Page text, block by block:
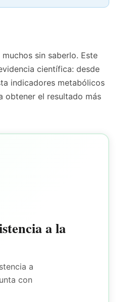
sin saberlo. Este
científica: desde
indicadores metabólicos
obtener el resultado más
a la
a
con